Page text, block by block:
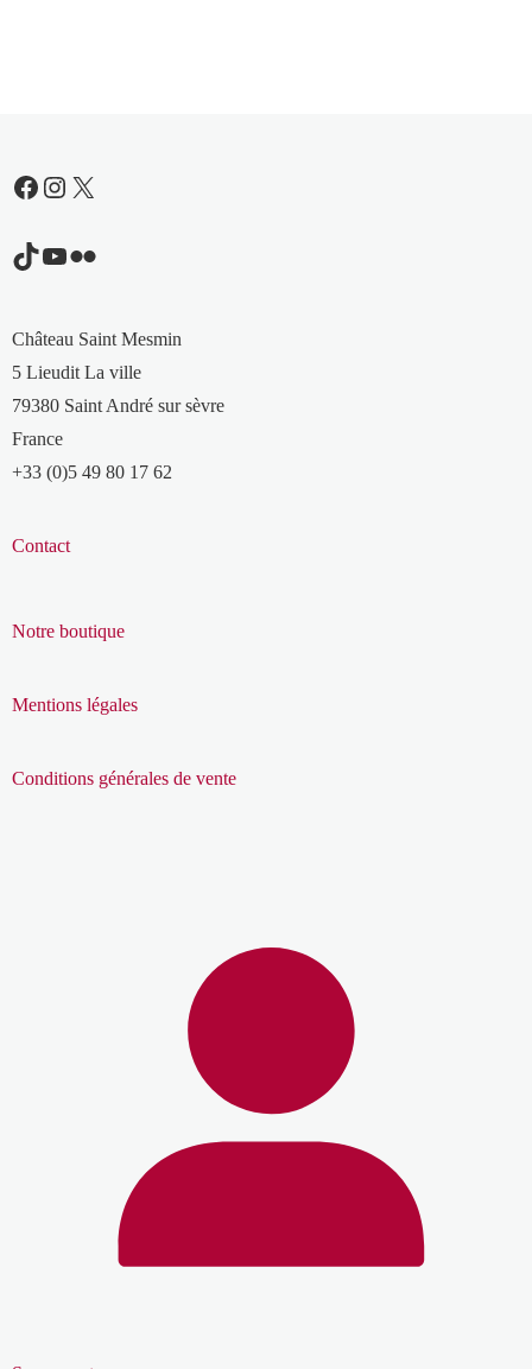
Facebook
Instagram
X
TikTok
YouTube
Flickr
Château Saint Mesmin
5 Lieudit La ville
79380 Saint André sur sèvre
France
+33 (0)5 49 80 17 62
Contact
Notre boutique
Mentions légales
Conditions générales de vente